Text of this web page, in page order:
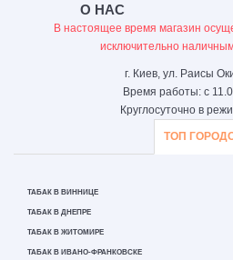
О НАС
В настоящее время магазин
исключительно
г. Киев, ул. Раисы
Время работы: с
Круглосуточно в
ТОП
ТАБАК В ВИННИЦЕ
ТАБАК В ДНЕПРЕ
ТАБАК В ЖИТОМИРЕ
ТАБАК В ИВАНО-ФРАНКОВСКЕ